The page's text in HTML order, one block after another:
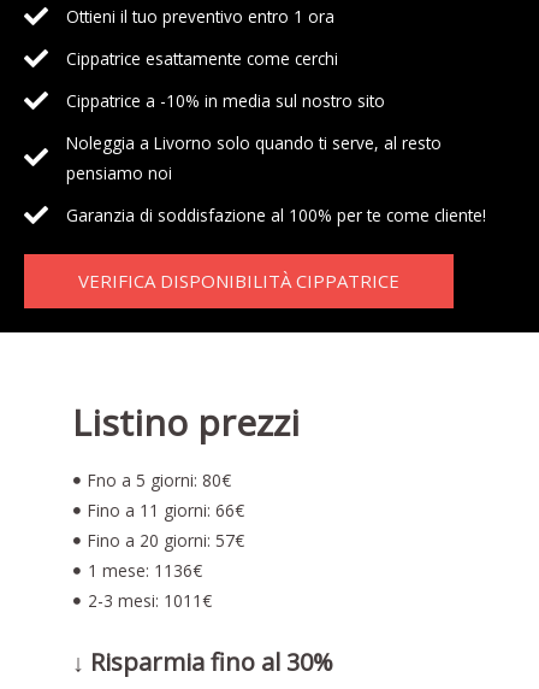
Ottieni il tuo preventivo entro 1 ora
Cippatrice esattamente come cerchi
Cippatrice a -10% in media sul nostro sito
Noleggia a Livorno solo quando ti serve, al resto
pensiamo noi
Garanzia di soddisfazione al 100% per te come cliente!
VERIFICA DISPONIBILITÀ CIPPATRICE
Listino prezzi
Fno a 5 giorni: 80€
Fino a 11 giorni: 66€
Fino a 20 giorni: 57€
1 mese: 1136€
2-3 mesi: 1011€
↓ Risparmia fino al 30%